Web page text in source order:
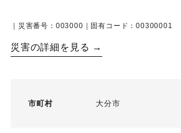
｜災害番号：003000｜固有コード：00300001
災害の詳細を見る →
市町村 大分市